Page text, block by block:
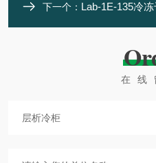
下一个： Lab-1E-135冷
在线